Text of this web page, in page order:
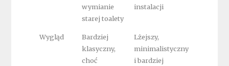
wymianie
starej toalety
instalacji
Wygląd
Bardziej
klasyczny,
choć
Lżejszy,
minimalistyczny
i bardziej